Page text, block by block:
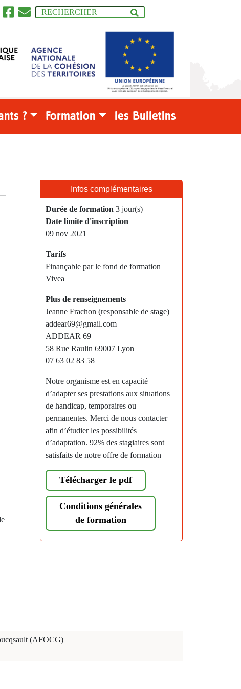
? Formation les Bulletins
Infos complémentaires
Durée de formation 3 jour(s)
Date limite d'inscription
09 nov 2021
Tarifs
Finançable par le fond de formation
Vivea
Plus de renseignements
Jeanne Frachon (responsable de stage)
addear69@gmail.com
ADDEAR 69
58 Rue Raulin 69007 Lyon
07 63 02 83 58
Notre organisme est en capacité
d’adapter ses prestations aux situations
de handicap, temporaires ou
permanentes. Merci de nous contacter
afin d’étudier les possibilités
d’adaptation. 92% des stagiaires sont
satisfaits de notre offre de formation
Télécharger le pdf
Conditions générales
de formation
(AFOCG)